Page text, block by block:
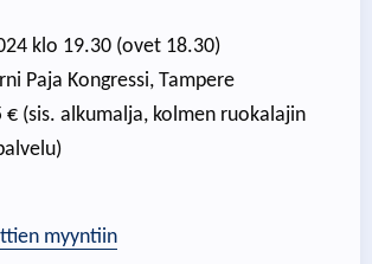
klo 19.30 (ovet 18.30)
Paja Kongressi, Tampere
(sis. alkumalja, kolmen ruokalajin
myyntiin